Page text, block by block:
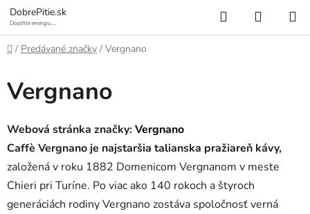
Prejsť
na
obsah
DobrePitie.sk
Doplňte energiu,
Hľadať
KOŠÍK
Domov
/ Predávané značky / Vergnano
Vergnano
Webová stránka značky:Vergnano
Caffè Vergnano je najstaršia talianska pražiareň kávy,
založená v roku 1882 Domenicom Vergnanom v meste
Chieri pri Turíne. Po viac ako 140 rokoch a štyroch
generáciách rodiny Vergnano zostáva spoločnosť verná